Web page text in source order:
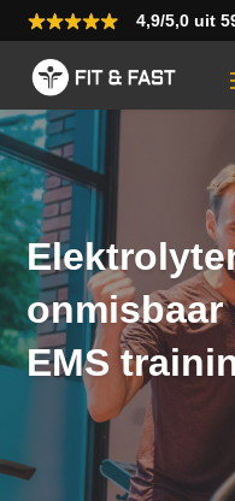
4,9/5,0 uit
EMS